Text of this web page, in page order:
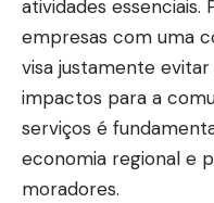
atividades essenciais.
empresas com uma
visa justamente
impactos para a
serviços é
economia regional e
moradores.